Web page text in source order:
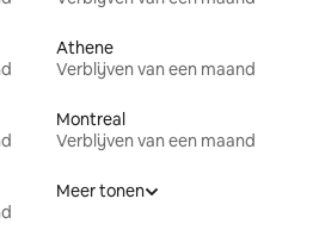
Athene
Verblijven van een maand
Montreal
Verblijven van een maand
Meer tonen